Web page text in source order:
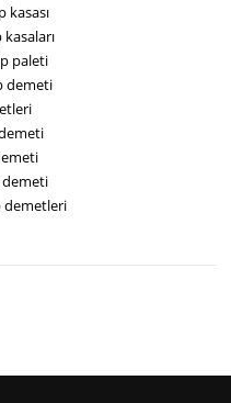
kasası
paleti
demeti
demetleri